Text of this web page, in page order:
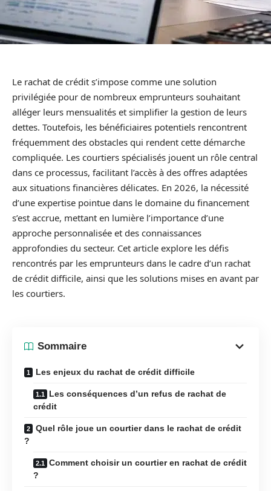
Le rachat de crédit s’impose comme une solution
privilégiée pour de nombreux emprunteurs souhaitant
alléger leurs mensualités et simplifier la gestion de leurs
dettes. Toutefois, les bénéficiaires potentiels rencontrent
fréquemment des obstacles qui rendent cette démarche
compliquée. Les courtiers spécialisés jouent un rôle central
dans ce processus, facilitant l’accès à des offres adaptées
aux situations financières délicates. En 2026, la nécessité
d’une expertise pointue dans le domaine du financement
s’est accrue, mettant en lumière l’importance d’une
approche personnalisée et des connaissances
approfondies du secteur. Cet article explore les défis
rencontrés par les emprunteurs dans le cadre d’un rachat
de crédit difficile, ainsi que les solutions mises en avant par
les courtiers.
Sommaire
Les enjeux du rachat de crédit difficile
Les conséquences d’un refus de rachat de
crédit
Quel rôle joue un courtier dans le rachat de crédit
?
Comment choisir un courtier en rachat de crédit
?